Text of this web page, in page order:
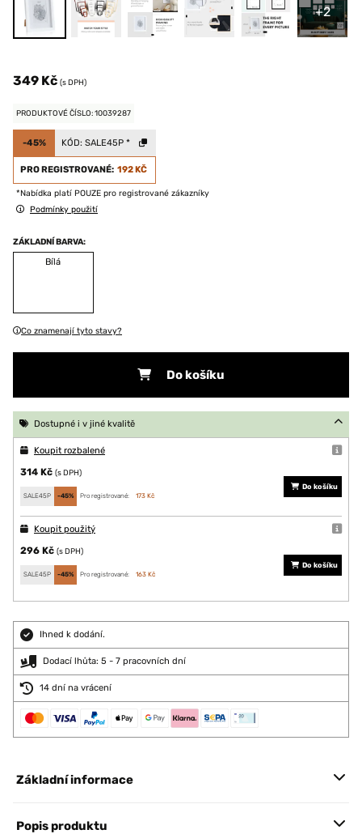
+2
349 Kč (s DPH)
PRODUKTOVÉ ČÍSLO: 10039287
-45% KÓD: SALE45P *
PRO REGISTROVANÉ: 192 KČ
*Nabídka platí POUZE pro registrované zákazníky
Podmínky použití
ZÁKLADNÍ BARVA:
Bílá
Co znamenají tyto stavy?
Do košíku
Dostupné i v jiné kvalitě
Koupit rozbalené
314 Kč (s DPH)
SALE45P -45% Pro registrované: 173 Kč
Do košíku
Koupit použitý
296 Kč (s DPH)
SALE45P -45% Pro registrované: 163 Kč
Do košíku
Ihned k dodání.
Dodací lhůta: 5 - 7 pracovních dní
14 dní na vrácení
Základní informace
Popis produktu